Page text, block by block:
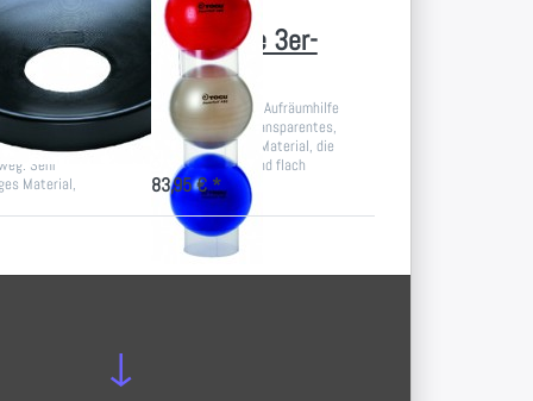
der runden
Mitte: So hat
Bodenkontakt und
Sehr
Material,
JAKOBS
Stapelhilfe 3er-
Set
Ideale Aufbau- und Aufräumhilfe
für große Bälle. Transparentes,
strapazierfähiges Material, die
einzelnen Ringe sind flach
zusammenlegbar.
7-10 Tage
83,95 € *
↓